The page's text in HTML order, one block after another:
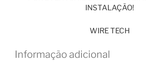
INSTALAÇÃO!
WIRE TECH
Informação adicional